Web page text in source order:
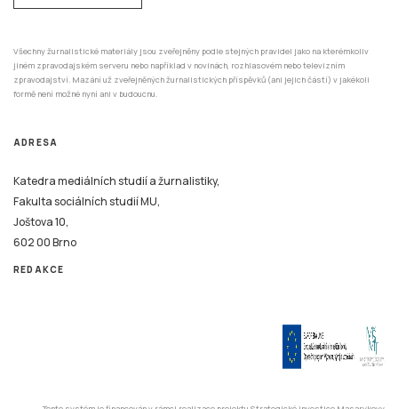
Všechny žurnalistické materiály jsou zveřejněny podle stejných pravidel jako na kterémkoliv
jiném zpravodajském serveru nebo například v novinách, rozhlasovém nebo televizním
zpravodajství. Mazání už zveřejněných žurnalistických příspěvků (ani jejich částí) v jakékoli
formě není možné nyní ani v budoucnu.
ADRESA
Katedra mediálních studií a žurnalistiky,
Fakulta sociálních studií MU,
Joštova 10,
602 00 Brno
REDAKCE